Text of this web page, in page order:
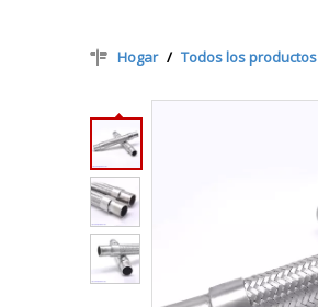
Hogar / Todos los productos